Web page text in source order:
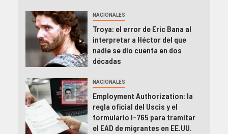
NACIONALES
Troya: el error de Eric Bana al
interpretar a Héctor del que
nadie se dio cuenta en dos
décadas
NACIONALES
Employment Authorization: la
regla oficial del Uscis y el
formulario I-765 para tramitar
el EAD de migrantes en EE.UU.